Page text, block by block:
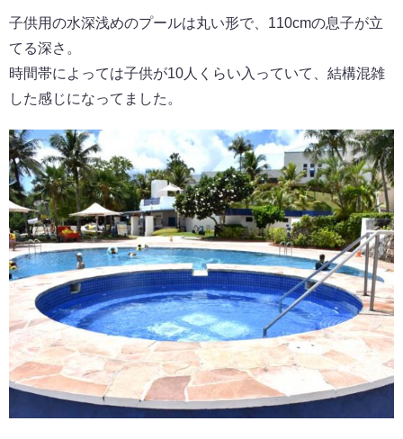
子供用の水深浅めのプールは丸い形で、110cmの息子が立
てる深さ。
時間帯によっては子供が10人くらい入っていて、結構混雑
した感じになってました。